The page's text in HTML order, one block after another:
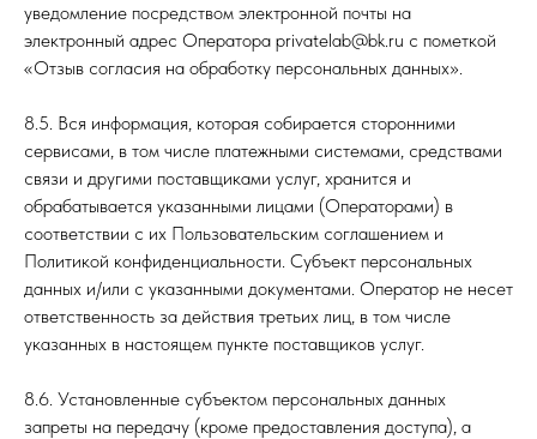
уведомление посредством электронной почты на
электронный адрес Оператора privatelab@bk.ru с пометкой
«Отзыв согласия на обработку персональных данных».
8.5. Вся информация, которая собирается сторонними
сервисами, в том числе платежными системами, средствами
связи и другими поставщиками услуг, хранится и
обрабатывается указанными лицами (Операторами) в
соответствии с их Пользовательским соглашением и
Политикой конфиденциальности. Субъект персональных
данных и/или с указанными документами. Оператор не несет
ответственность за действия третьих лиц, в том числе
указанных в настоящем пункте поставщиков услуг.
8.6. Установленные субъектом персональных данных
запреты на передачу (кроме предоставления доступа), а